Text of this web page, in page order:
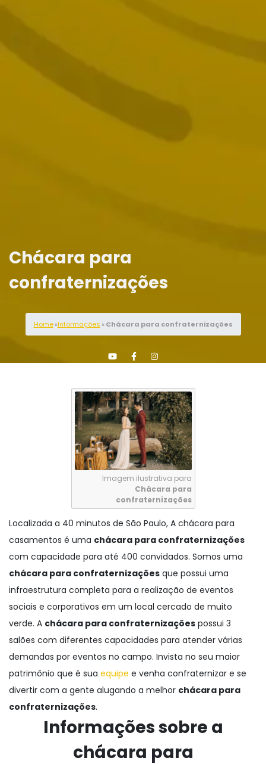
Chácara para
confraternizações
Home »Informações » Chácara para confraternizações
Imagem ilustrativa para
Chácara para
confraternizações
Localizada a 40 minutos de São Paulo, A chácara para
casamentos é uma chácara para confraternizações
com capacidade para até 400 convidados. Somos uma
chácara para confraternizações que possui uma
infraestrutura completa para a realização de eventos
sociais e corporativos em um local cercado de muito
verde. A chácara para confraternizações possui 3
salões com diferentes capacidades para atender várias
demandas por eventos no campo. Invista no seu maior
patrimônio que é sua equipe e venha confraternizar e se
divertir com a gente alugando a melhor chácara para
confraternizações.
Informações sobre a
chácara para